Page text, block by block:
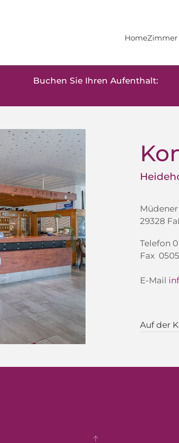
HomeZimmer
Buchen Sie Ihren Aufenthalt:
29328
Telefon 0
Fax
E-Mail
Auf der